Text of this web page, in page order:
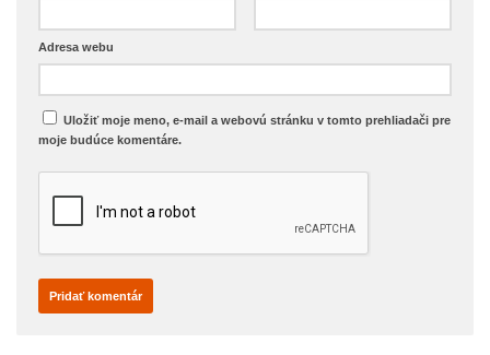
Adresa webu
Uložiť moje meno, e-mail a webovú stránku v tomto prehliadači pre
moje budúce komentáre.